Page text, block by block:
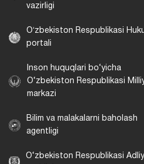
vazirligi
Oʻzbekiston Respublikasi
portali
Inson huquqlari bo‘yicha
O‘zbekiston Respublikasi
markazi
Bilim va malakalarni baholash
agentligi
O‘zbekiston Respublikasi